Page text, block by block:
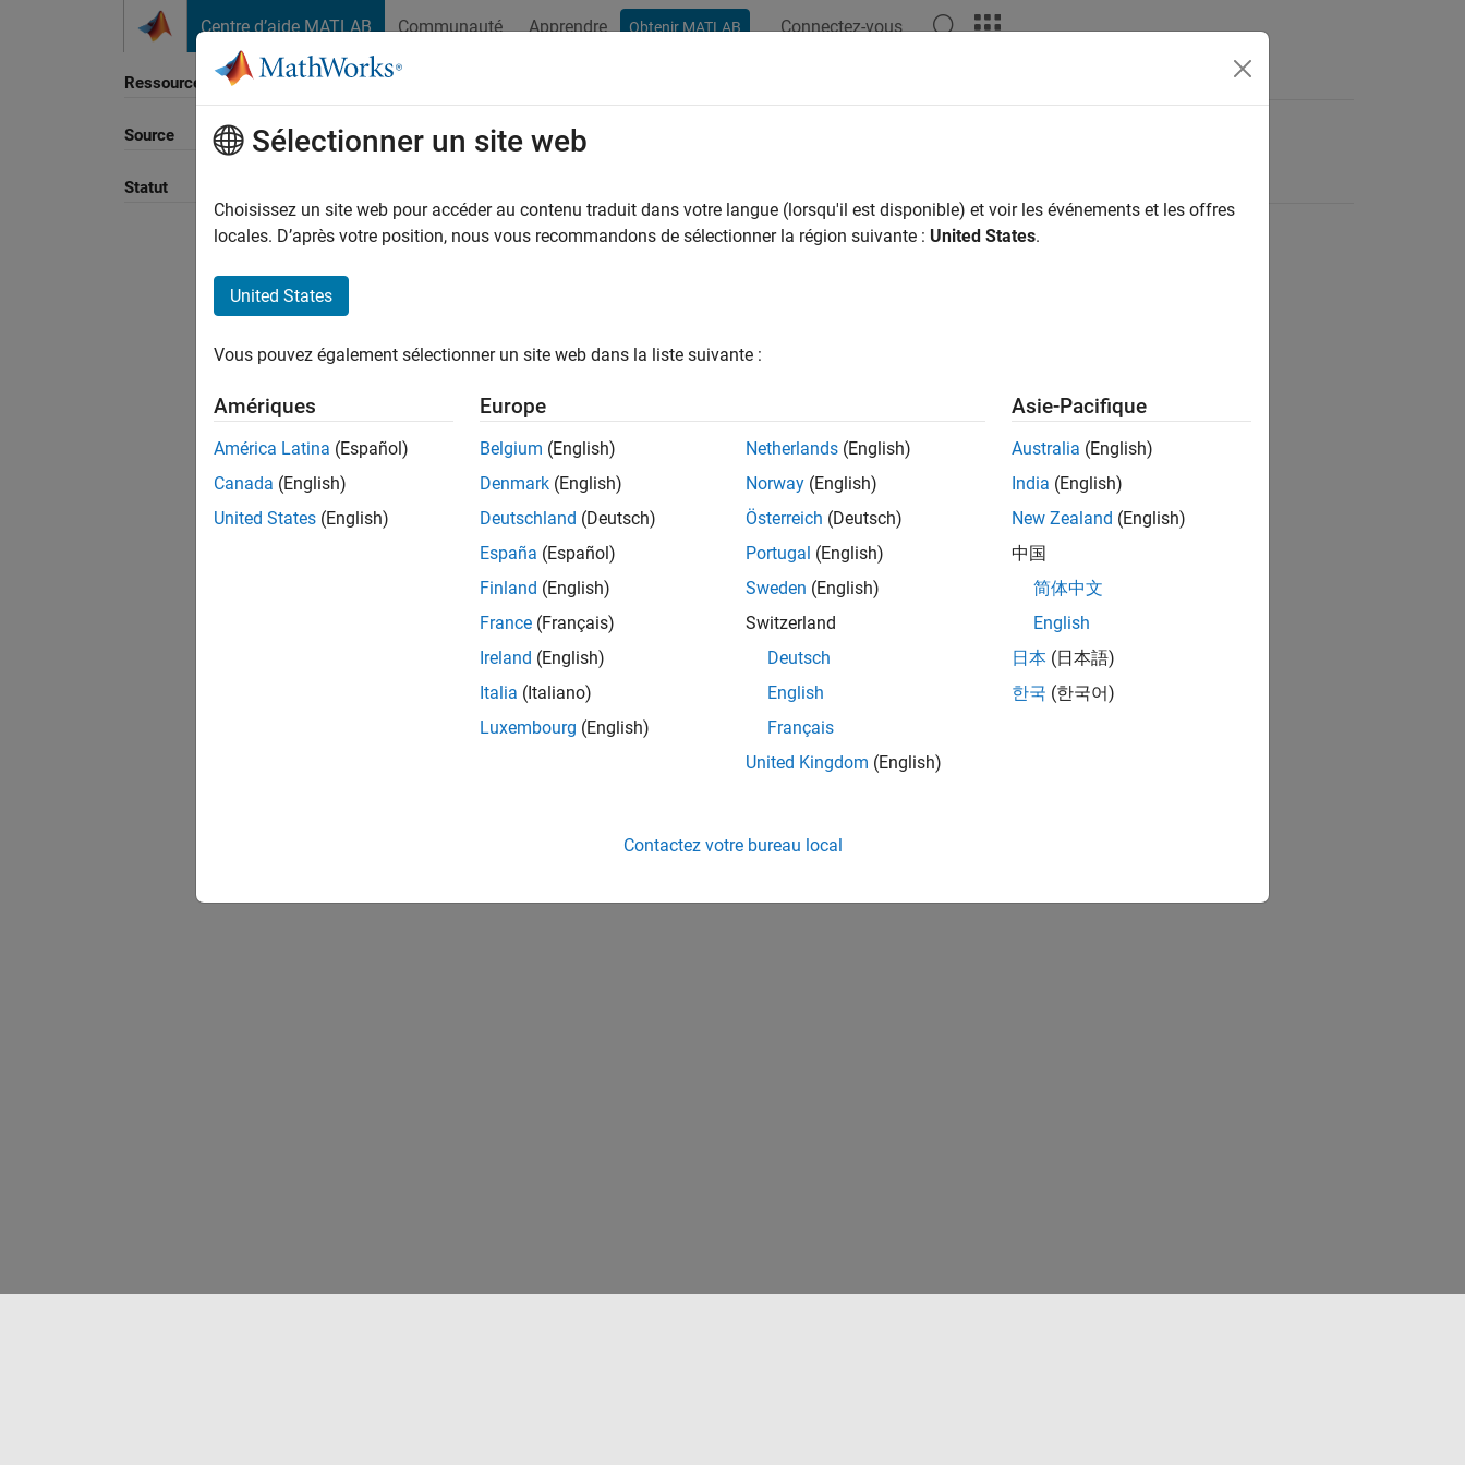
Centre d’aide MATLAB Communauté Apprendre Obtenir MATLAB Connectez-vous
Ressource
Source
Statut
Trier par
Sélectionner un site web
Choisissez un site web pour accéder au contenu traduit dans votre langue (lorsqu'il est disponible) et voir les événements et les offres
locales. D’après votre position, nous vous recommandons de sélectionner la région suivante : United States.
United States
Vous pouvez également sélectionner un site web dans la liste suivante :
Amériques
América Latina (Español)
Canada (English)
United States (English)
Europe
Belgium (English)
Denmark (English)
Deutschland (Deutsch)
España (Español)
Finland (English)
France (Français)
Ireland (English)
Italia (Italiano)
Luxembourg (English)
Netherlands (English)
Norway (English)
Österreich (Deutsch)
Portugal (English)
Sweden (English)
Switzerland
Deutsch
English
Français
United Kingdom (English)
Asie-Pacifique
Australia (English)
India (English)
New Zealand (English)
中国
简体中文
English
日本 (日本語)
한국 (한국어)
Contactez votre bureau local